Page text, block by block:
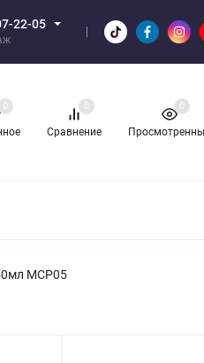
22-05
0
Сравнение
0 0
MCP05